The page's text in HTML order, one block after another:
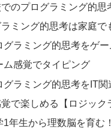
のプログラミング的思
ミング的思考は家庭で
グラミング的思考をゲー
ム感覚でタイピング
グラミング的思考をIT関
で楽しめる【ロジック
1年生から理数脳を育む！